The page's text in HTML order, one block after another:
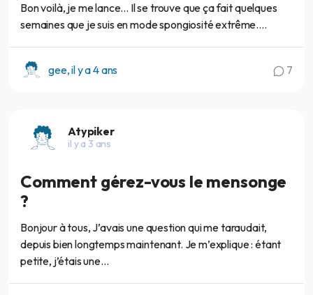
Bon voilà, je me lance... Il se trouve que ça fait quelques
semaines que je suis en mode spongiosité extrême....
gee, il y a 4 ans 7
Atypiker
il y a 3 ans
Comment gérez-vous le mensonge
?
Bonjour à tous, J’avais une question qui me taraudait,
depuis bien longtemps maintenant. Je m’explique : étant
petite, j’étais une...